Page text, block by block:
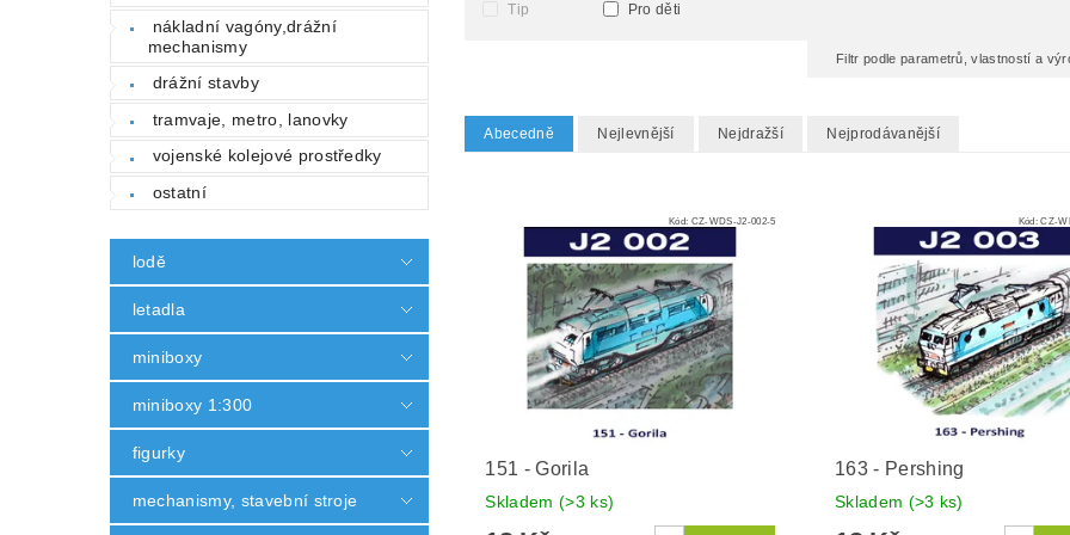
nákladní vagóny,drážní
mechanismy
drážní stavby
tramvaje, metro, lanovky
vojenské kolejové prostředky
ostatní
lodě
letadla
miniboxy
miniboxy 1:300
figurky
mechanismy, stavební stroje
Tip Pro děti
Filtr podle parametrů, vlastností a
Abecedně Nejlevnější Nejdražší Nejprodávanější
Kód: CZ-WDS-J2-002-5
151 - Gorila
Skladem (>3 ks)
Kód:CZ-
163 - Pershing
Skladem (>3 ks)